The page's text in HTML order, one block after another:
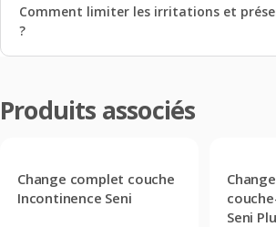
Comment limiter les irritations et
?
Produits associés
Change complet couche
Incontinence Seni
Seni